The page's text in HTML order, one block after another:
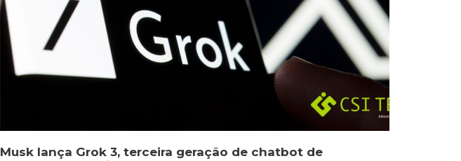
Musk lança Grok 3, terceira geração de chatbot de